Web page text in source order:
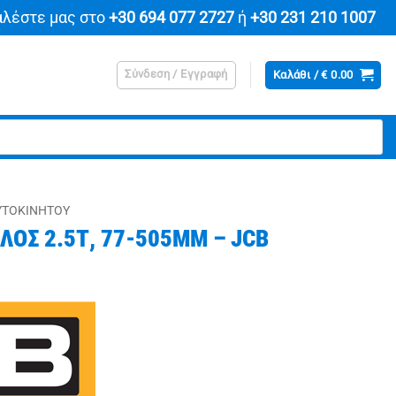
μας στο +30 694 077 2727ή +30 231 210 1007
Σύνδεση / Εγγραφή Καλάθι /€0.00
2.5Τ, 77-505ΜΜ – JCB